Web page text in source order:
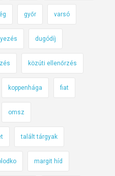
o
z
győr varsó
dugódíj
közúti ellenőrzés
koppenhága fiat
omsz
talált tárgyak
margit híd